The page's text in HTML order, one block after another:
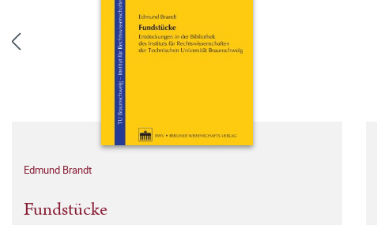
Edmund Brandt
Fundstücke